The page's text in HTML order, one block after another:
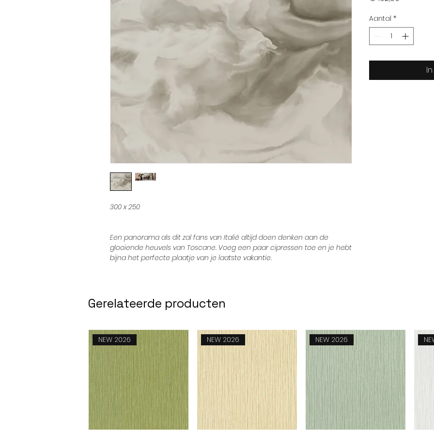
300 x 250
Een panorama als dit zal fans van Italië altijd doen denken aan de
glooiende heuvels van Toscane. Voeg een paar cipressen toe en je hebt
bijna het perfecte plaatje van je laatste vakantie.
Aantal *
Gerelateerde producten
NEW 2026 NEW 2026 NEW 2026